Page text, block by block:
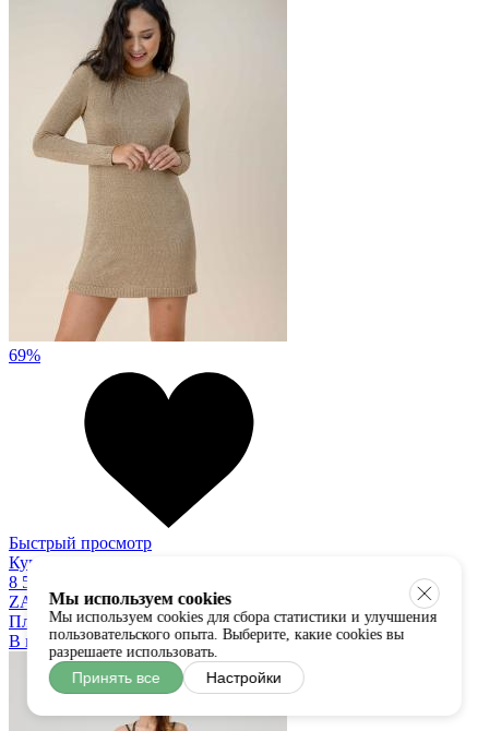
69%
Быстрый просмотр
Купить в один клик
8 500
ZATTANI
Платье
В наличии:XS S M L
Мы используем cookies
Мы используем cookies для сбора статистики и улучшения
пользовательского опыта. Выберите, какие cookies вы
разрешаете использовать.
Принять все Настройки